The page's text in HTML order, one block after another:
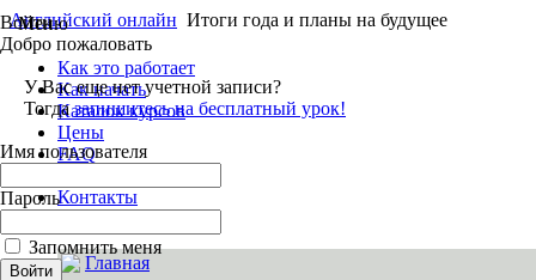
Меню
Как это работает
Как начать
Каталок курсов
Цены
FAQ
Контакты
Главная
Войти
Добро пожаловать
У Вас еще нет учетной записи?
Тогдазапишитесь на бесплатный урок!
Имя пользователя
Пароль
Запомнить меня
Английский онлайн Итоги года и планы на будущее